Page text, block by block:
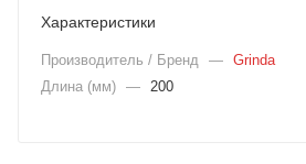
Характеристики
Производитель / Бренд — Grinda
Длина (мм) — 200